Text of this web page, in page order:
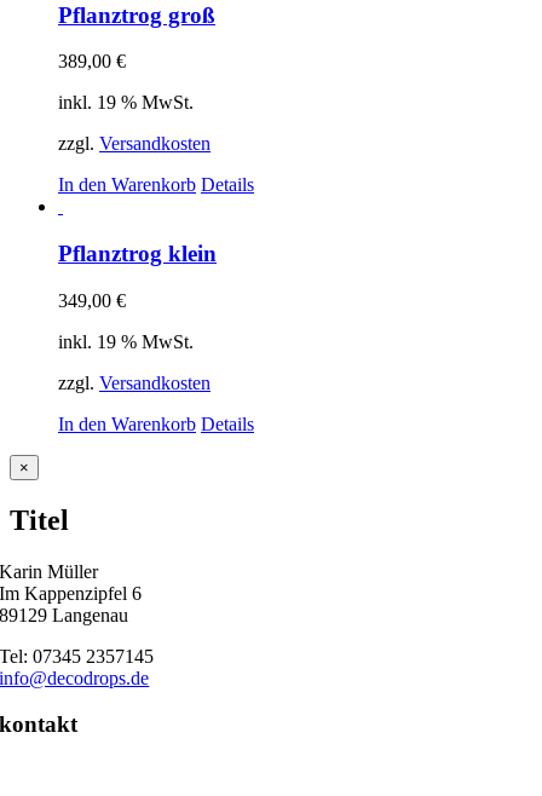
Pflanztrog groß
389,00 €
inkl. 19 % MwSt.
zzgl. Versandkosten
In den Warenkorb Details
Pflanztrog klein
349,00 €
inkl. 19 % MwSt.
zzgl. Versandkosten
In den Warenkorb Details
Close
product
view
×
Titel
Karin Müller
Im Kappenzipfel 6
89129 Langenau
Tel: 07345 2357145
info@decodrops.de
kontakt